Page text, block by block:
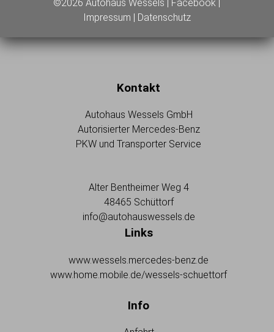
©2026 Autohaus Wessels | Facebook |
Impressum | Datenschutz
Kontakt
Autohaus Wessels GmbH
Autorisierter Mercedes-Benz
PKW und Transporter Service
Alter Bentheimer Weg 4
48465 Schüttorf
info@autohauswessels.de
Links
www.wessels.mercedes-benz.de
www.home.mobile.de/wessels-schuettorf
Info